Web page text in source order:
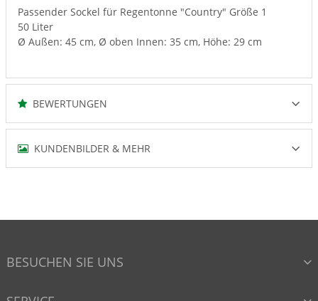
Passender Sockel für Regentonne "Country" Größe 1
50 Liter
Ø Außen: 45 cm, Ø oben Innen: 35 cm, Höhe: 29 cm
BEWERTUNGEN
KUNDENBILDER & MEHR
BESUCHEN SIE UNS